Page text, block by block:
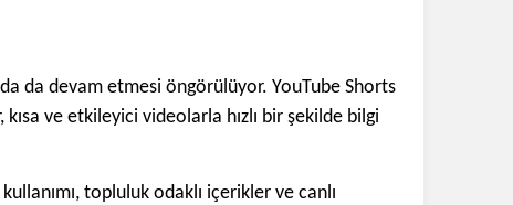
da devam etmesi öngörülüyor. YouTube Shorts
ve etkileyici videolarla hızlı bir şekilde bilgi
topluluk odaklı içerikler ve canlı